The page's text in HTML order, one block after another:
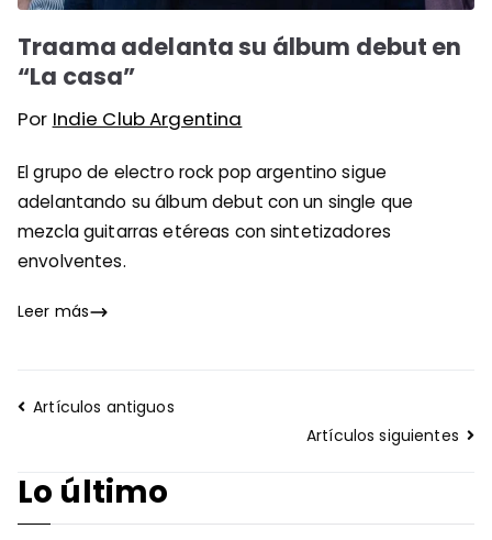
Traama adelanta su álbum debut en
“La casa”
Por Indie Club Argentina
El grupo de electro rock pop argentino sigue
adelantando su álbum debut con un single que
mezcla guitarras etéreas con sintetizadores
envolventes.
Leer más
Navegación
Artículos antiguos
Artículos siguientes
Lo último